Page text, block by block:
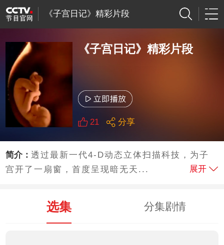
《子宫日记》精彩片段
《子宫日记》精彩片段
21 分享
简介：透过最新一代4-D动态立体扫描科技，为子
宫开了一扇窗，首度呈现暗无天...
展开
选集 分集剧情